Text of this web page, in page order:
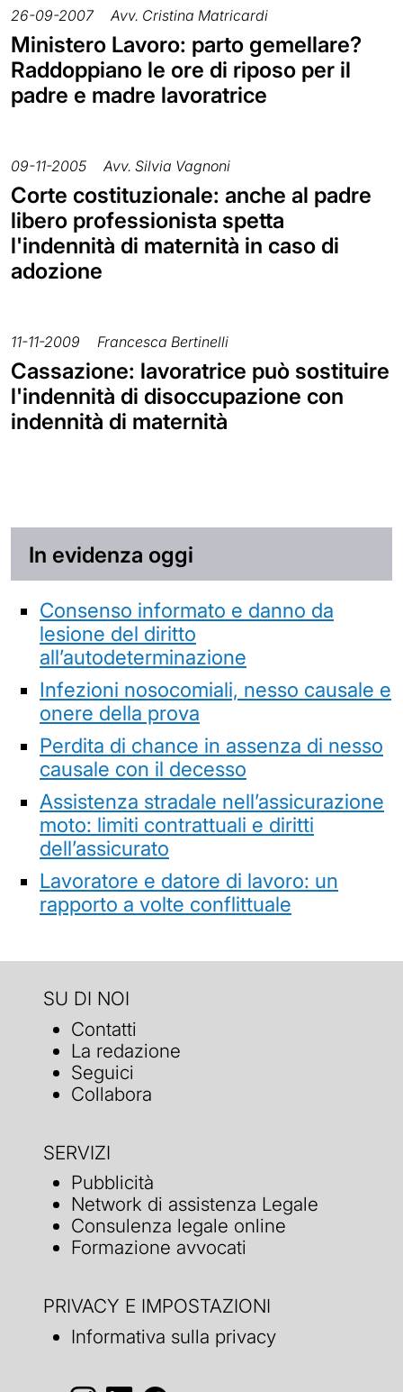
26-09-2007 Avv. Cristina Matricardi
Ministero Lavoro: parto gemellare?
Raddoppiano le ore di riposo per il
padre e madre lavoratrice
09-11-2005 Avv. Silvia Vagnoni
Corte costituzionale: anche al padre
libero professionista spetta
l'indennità di maternità in caso di
adozione
11-11-2009 Francesca Bertinelli
Cassazione: lavoratrice può sostituire
l'indennità di disoccupazione con
indennità di maternità
In evidenza oggi
Consenso informato e danno da
lesione del diritto
all’autodeterminazione
Infezioni nosocomiali, nesso causale e
onere della prova
Perdita di chance in assenza di nesso
causale con il decesso
Assistenza stradale nell’assicurazione
moto: limiti contrattuali e diritti
dell’assicurato
Lavoratore e datore di lavoro: un
rapporto a volte conflittuale
SU DI NOI
Contatti
La redazione
Seguici
Collabora
SERVIZI
Pubblicità
Network di assistenza Legale
Consulenza legale online
Formazione avvocati
PRIVACY E IMPOSTAZIONI
Informativa sulla privacy